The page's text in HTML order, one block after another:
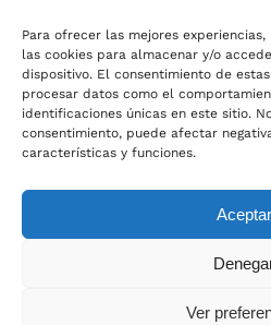
Para ofrecer las mejores
las cookies para almacenar y/o
dispositivo. El consentimiento de
procesar datos como el
identificaciones únicas en este sitio.
consentimiento, puede afectar
características y funciones.
Aceptar
Ver
Plaza España, 1|50770